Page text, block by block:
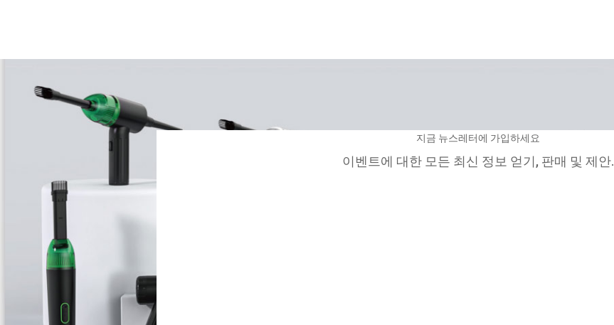
지금 뉴스레터에 가입하세요
이벤트에 대한 모든 최신 정보 얻기, 판매 및 제안.